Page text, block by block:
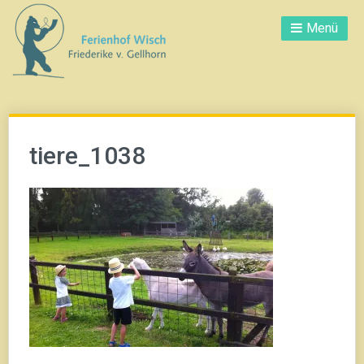
Direkt
zum
Inhalt
Menü
tiere_1038